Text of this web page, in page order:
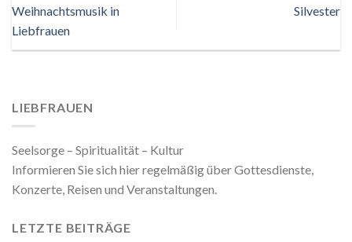
Weihnachtsmusik in
Liebfrauen
Silvester
LIEBFRAUEN
Seelsorge – Spiritualität – Kultur
Informieren Sie sich hier regelmäßig über Gottesdienste,
Konzerte, Reisen und Veranstaltungen.
LETZTE BEITRÄGE